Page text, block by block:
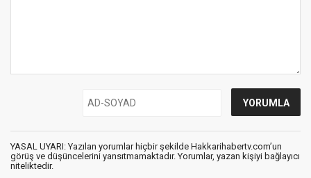
YASAL UYARI: Yazılan yorumlar hiçbir şekilde Hakkarihabertv.com’un
görüş ve düşüncelerini yansıtmamaktadır. Yorumlar, yazan kişiyi bağlayıcı
niteliktedir.